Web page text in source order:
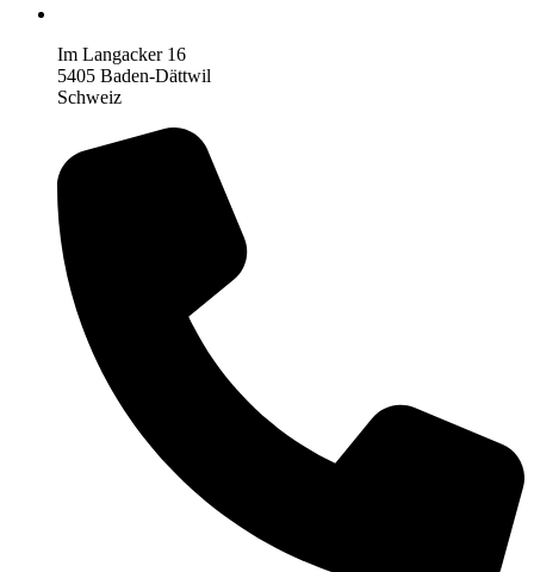
Im Langacker 16
5405 Baden-Dättwil
Schweiz